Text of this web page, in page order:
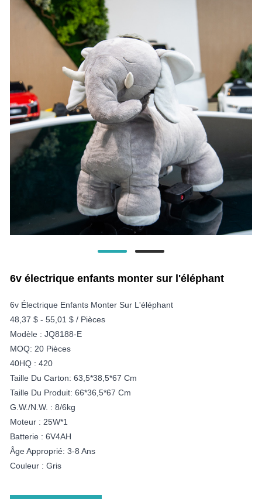
6v électrique enfants monter sur l'éléphant
6v Électrique Enfants Monter Sur L'éléphant
48,37 $ - 55,01 $ / Pièces
Modèle : JQ8188-E
MOQ: 20 Pièces
40HQ : 420
Taille Du Carton: 63,5*38,5*67 Cm
Taille Du Produit: 66*36,5*67 Cm
G.W./N.W. : 8/6kg
Moteur : 25W*1
Batterie : 6V4AH
Âge Approprié: 3-8 Ans
Couleur : Gris